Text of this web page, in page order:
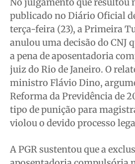
No julgamento que resultou
publicado no Diário Oficial
terça-feira (23), a Primeira
anulou uma decisão do CNJ
a pena de aposentadoria
juiz do Rio de Janeiro. O
ministro Flávio Dino,
Reforma da Previdência de
tipo de punição para
violou o devido processo
A PGR sustentou que a